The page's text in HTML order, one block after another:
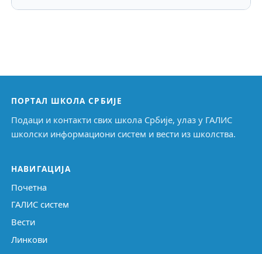
ПОРТАЛ ШКОЛА СРБИЈЕ
Подаци и контакти свих школа Србије, улаз у ГАЛИС
школски информациони систем и вести из школства.
НАВИГАЦИЈА
Почетна
ГАЛИС систем
Вести
Линкови